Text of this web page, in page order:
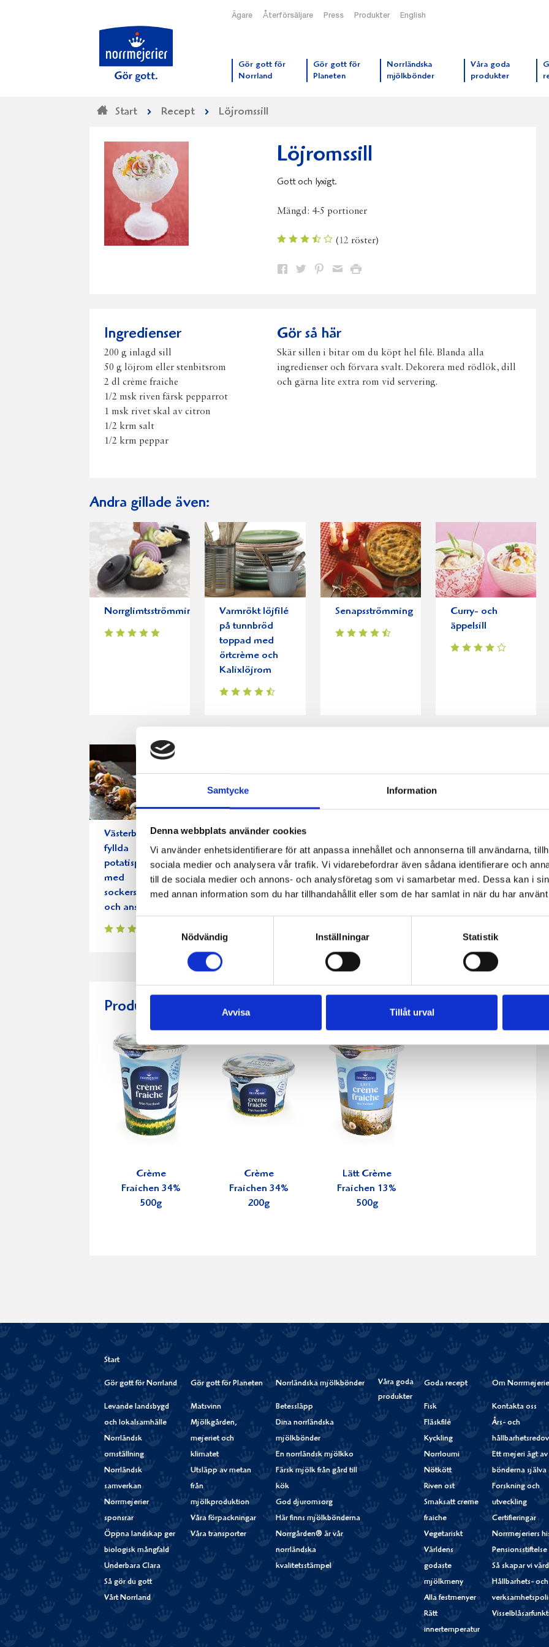
Samtycke Information
Denna webbplats använder cookies
Vi använder enhetsidentifierare för att anpassa innehållet och annonserna till användarna,
sociala medier och analysera vår trafik. Vi vidarebefordrar även sådana identifierare och
till de sociala medier och annons- och analysföretag som vi samarbetar med. Dessa kan i
med annan information som du har tillhandahållit eller som de har samlat in när du har
Nödvändig
Inställningar Statistik
Avvisa Tillåt urval
Ägare Återförsäljare Press Produkter English
Gör gott för
Norrland
Gör gott för
Planeten
Norrländska
mjölkbönder
Våra goda
produkter
Start Recept Löjromssill
Löjromssill
Gott och lyxigt.
Mängd: 4-5 portioner
(12 röster)
Dela Dela Dela DelaSkriv
Ingredienser
200 g inlagd sill
50 g löjrom eller stenbitsrom
2 dl crème fraiche
1/2 msk riven färsk pepparrot
1 msk rivet skal av citron
1/2 krm salt
1/2 krm peppar
Gör så här
Skär sillen i bitar om du köpt hel filé. Blanda alla
ingredienser och förvara svalt. Dekorera med rödlök, dill
och gärna lite extra rom vid servering.
Andra gillade även:
Norrglimtsströmming
Varmrökt löjfilé
på tunnbröd
toppad med
örtcrème och
Kalixlöjrom
Senapsströmming
Curry- och
äppelsill
Västerbottensost-
fyllda
potatisplättar
med
sockerstekt lök
och ansjovis
Laxsnittar med
kapristopp
ansjovisröra på
knäcke
med laxröra
Produkter i receptet:
Crème
Fraichen 34%
500g
Crème
Fraichen 34%
200g
Lätt Crème
Fraichen 13%
500g
Start
Gör gott för Norrland
Levande landsbygd
och lokalsamhälle
Norrländsk
omställning
Norrländsk
samverkan
Norrmejerier
sponsrar
Öppna landskap ger
biologisk mångfald
Underbara Clara
Så gör du gott
Vårt Norrland
Gör gott för Planeten
Matsvinn
Mjölkgården,
mejeriet och
klimatet
Utsläpp av metan
från
mjölkproduktion
Våra förpackningar
Våra transporter
Norrländska mjölkbönder
Betessläpp
Dina norrländska
mjölkbönder
En norrländsk mjölkko
Färsk mjölk från gård till
kök
God djuromsorg
Här finns mjölkbönderna
Norrgården® är vår
norrländska
kvalitetsstämpel
Våra goda
produkter
Goda recept
Fisk
Fläskfilé
Kyckling
Norrloumi
Nötkött
Riven ost
Smaksatt creme
fraiche
Vegetariskt
Världens
godaste
mjölkmeny
Alla festmenyer
Rätt
innertemperatur
Om
Kontakta oss
Års- och
Ett mejeri ägt av
bönderna själva
Forskning och
utveckling
Certifieringar
Norrmejeriers
Pensionsstiftelse
Så skapar vi
Hållbarhets- och